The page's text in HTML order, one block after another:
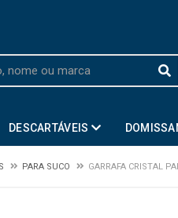
DESCARTÁVEIS
PARA SUCO GARRAFA CRISTAL